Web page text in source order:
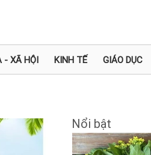
- XÃ HỘI KINH TẾ GIÁO DỤC
Nổi bật